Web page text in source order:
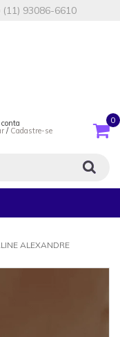
(11) 93086-6610
/ Cadastre-se
0
ALEXANDRE